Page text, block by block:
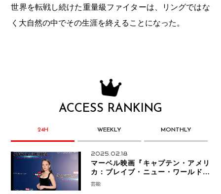
世界を転戦し続けた重量級ファイターは、リングではな
く大自然の中でその生涯を終えることになった。
ACCESS RANKING
24H WEEKLY MONTHLY
2025.02.18
マーベル映画『キャプテン・アメリ
カ：ブレイブ・ニュー・ワールド』
新ブラック・ウィドウ役のシラ・ハー
芸能